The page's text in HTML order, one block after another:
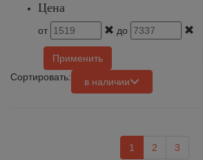
Цена
от до
Применить
Сортировать:
в наличии
1 2 3